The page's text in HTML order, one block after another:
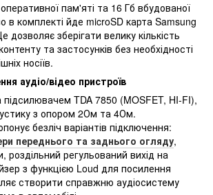
пам'яті та 16 Гб вбудованої
в комплекті йде microSD карта Samsung
дозволяє зберігати велику кількість
та застосунків без необхідності
носіїв.
аудіо/відео пристроїв
TDA 7850 (MOSFET, HI-FI),
з опором 2Ом та 4Ом.
безліч варіантів підключення:
переднього та заднього огляду,
роздільний регульований вихід на
з функцією Loud для посилення
створити справжню аудіосистему